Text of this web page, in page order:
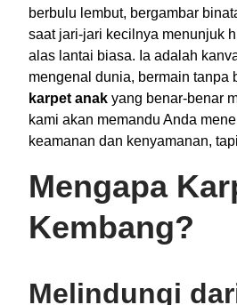
berbulu lembut, bergambar
saat jari-jari kecilnya menunjuk
alas lantai biasa. Ia adalah
mengenal dunia, bermain tanpa
karpet anak yang benar-benar
kami akan memandu Anda
keamanan dan kenyamanan,
Mengapa
Kembang?
Melindungi